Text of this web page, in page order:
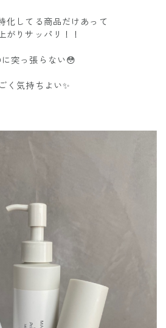
化してる商品だけあって
がりサッパリ！！
に突っ張らない😳
く気持ちよい✨